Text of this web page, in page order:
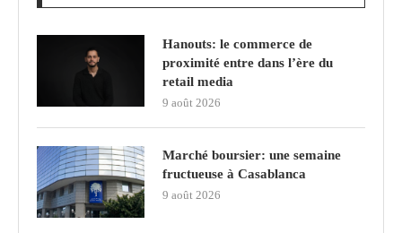
Hanouts: le commerce de
proximité entre dans l’ère du
retail media
9 août 2026
Marché boursier: une semaine
fructueuse à Casablanca
9 août 2026